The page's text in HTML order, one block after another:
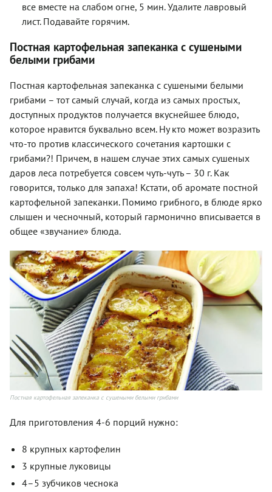
все вместе на слабом огне, 5 мин. Удалите лавровый
лист. Подавайте горячим.
Постная картофельная запеканка с сушеными
белыми грибами
Постная картофельная запеканка с сушеными белыми
грибами – тот самый случай, когда из самых простых,
доступных продуктов получается вкуснейшее блюдо,
которое нравится буквально всем. Ну кто может возразить
что-то против классического сочетания картошки с
грибами?! Причем, в нашем случае этих самых сушеных
даров леса потребуется совсем чуть-чуть – 30 г. Как
говорится, только для запаха! Кстати, об аромате постной
картофельной запеканки. Помимо грибного, в блюде ярко
слышен и чесночный, который гармонично вписывается в
общее «звучание» блюда.
Постная картофельная запеканка с сушеными белыми грибами
Для приготовления 4-6 порций нужно:
8 крупных картофелин
3 крупные луковицы
4–5 зубчиков чеснока